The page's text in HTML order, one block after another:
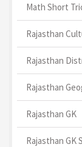
Math Short
Rajasthan
Rajasthan
Rajasthan
Rajasthan GK
Rajasthan